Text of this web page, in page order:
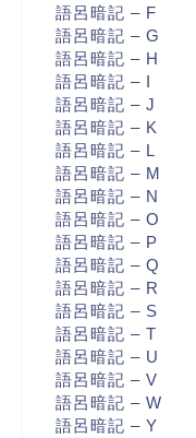
語呂暗記 – F
語呂暗記 – G
語呂暗記 – H
語呂暗記 – I
語呂暗記 – J
語呂暗記 – K
語呂暗記 – L
語呂暗記 – M
語呂暗記 – N
語呂暗記 – O
語呂暗記 – P
語呂暗記 – Q
語呂暗記 – R
語呂暗記 – S
語呂暗記 – T
語呂暗記 – U
語呂暗記 – V
語呂暗記 – W
語呂暗記 – Y